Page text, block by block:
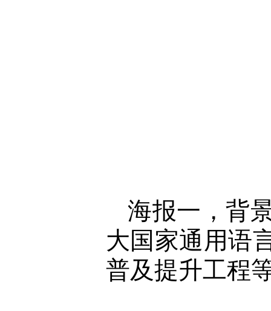
海报一，背
大国家通用语
普及提升工程